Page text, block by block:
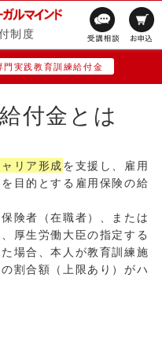
制度
門実践教育訓練給付金
付金とは
リア形成を支援し、雇用
目的とする雇用保険の給
険者（在職者）、または
厚生労働大臣の指定する
場合、本人が教育訓練施
割合額（上限あり）がハ